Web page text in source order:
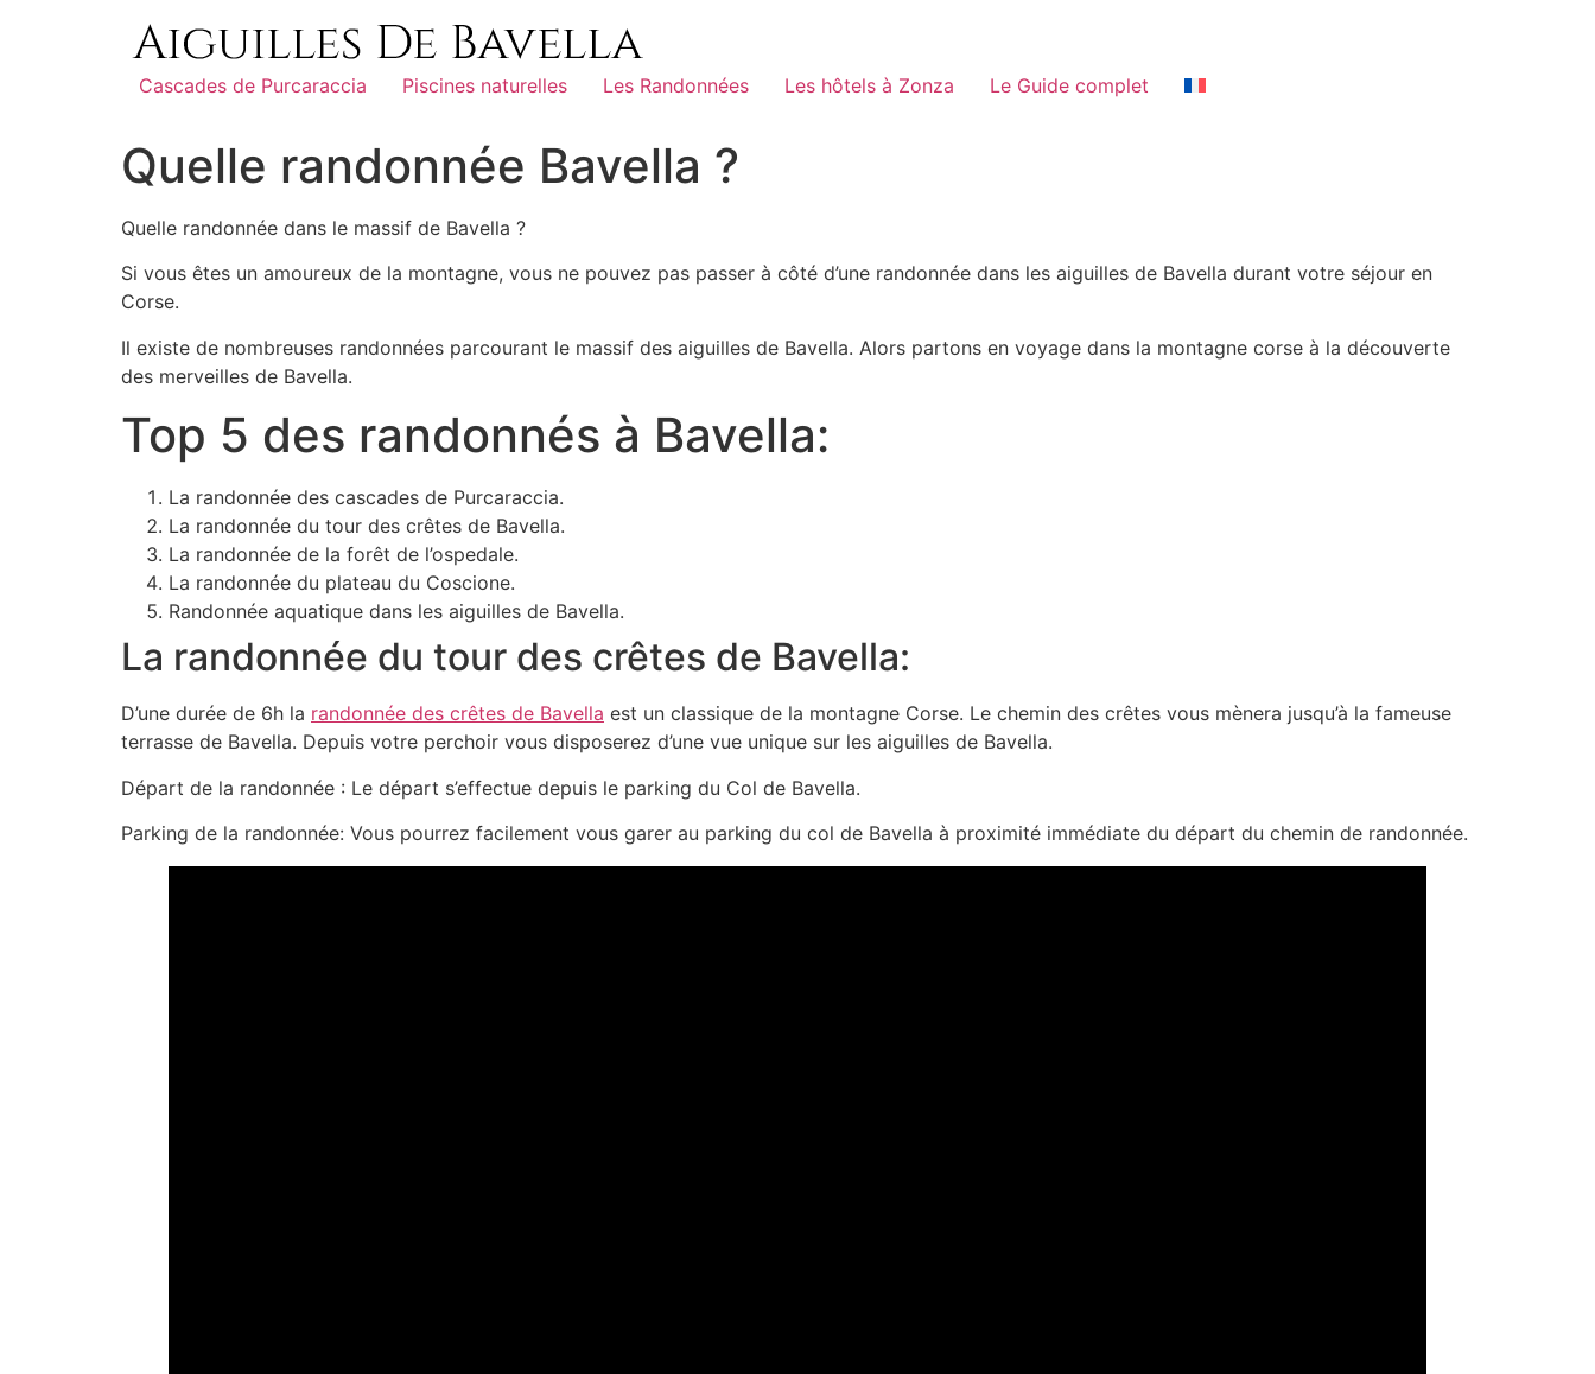
Cascades de Purcaraccia Piscines naturelles Les Randonnées Les hôtels à Zonza Le Guide complet
Quelle randonnée Bavella ?
Quelle randonnée dans le massif de Bavella ?
Si vous êtes un amoureux de la montagne, vous ne pouvez pas passer à côté d’une randonnée dans les aiguilles de Bavella durant votre séjour en
Corse.
Il existe de nombreuses randonnées parcourant le massif des aiguilles de Bavella. Alors partons en voyage dans la montagne corse à la découverte
des merveilles de Bavella.
Top 5 des randonnés à Bavella:
La randonnée des cascades de Purcaraccia.
La randonnée du tour des crêtes de Bavella.
La randonnée de la forêt de l’ospedale.
La randonnée du plateau du Coscione.
Randonnée aquatique dans les aiguilles de Bavella.
La randonnée du tour des crêtes de Bavella:
D’une durée de 6h la randonnée des crêtes de Bavella est un classique de la montagne Corse. Le chemin des crêtes vous mènera jusqu’à la fameuse
terrasse de Bavella. Depuis votre perchoir vous disposerez d’une vue unique sur les aiguilles de Bavella.
Départ de la randonnée : Le départ s’effectue depuis le parking du Col de Bavella.
Parking de la randonnée: Vous pourrez facilement vous garer au parking du col de Bavella à proximité immédiate du départ du chemin de randonnée.